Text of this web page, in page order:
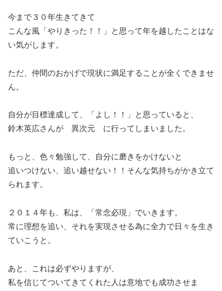
今まで３０年生きてきて
こんな風「やりきった！！」と思って年を越したことはな
い気がします。
ただ、仲間のおかげで現状に満足することが全くできませ
ん。
自分が目標達成して、「よし！！」と思っていると、
鈴木英広さんが 異次元 に行ってしまいました。
もっと、色々勉強して、自分に磨きをかけないと
追いつけない、追い越せない！！そんな気持ちがかき立て
られます。
２０１４年も、私は、「常念必現」でいきます。
常に理想を追い、それを実現させる為に全力で日々を生き
ていこうと。
あと、これは必ずやりますが、
私を信じてついてきてくれた人は意地でも成功させま